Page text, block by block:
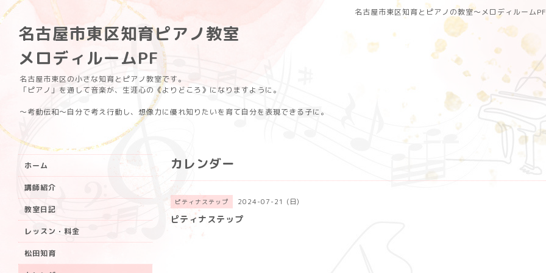
名古屋市東区知育とピアノの教室〜メロディルーム
名古屋市東区知育ピアノ教室
メロディルームPF
名古屋市東区の小さな知育とピアノ教室です。
「ピアノ」を通して音楽が、生涯心の《よりどころ》になりますように。
〜考動伝和〜自分で考え行動し、想像力に優れ知りたいを育て自分を表現できる子に。
カレンダー
ピティナステップ 2024-07-21 (日)
ピティナステップ
ホーム
講師紹介
教室日記
レッスン・料金
松田知育